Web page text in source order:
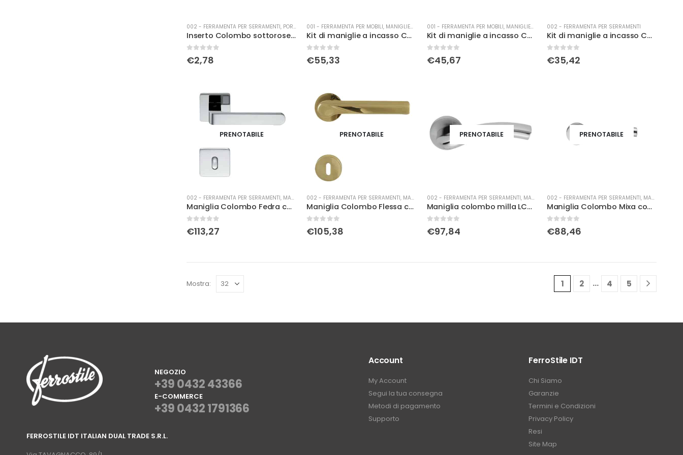
002 - FERRAMENTA PER SERRAMENTI, PORTE
Inserto Colombo sottorosetta yale nero
€2,78
001 - FERRAMENTA PER MOBILI, MANIGLIERIA
Kit di maniglie a incasso Colombo per porte scorrevoli quadra c/nottolino WHITE
€55,33
001 - FERRAMENTA PER MOBILI, MANIGLIERIA
Kit di maniglie a incasso Colombo per porte scorrevoli quadra WHITE
€45,67
002 - FERRAMENTA PER SERRAMENTI
Kit di maniglie a incasso Colombo per porte scorrevoli s/serratura BLACK
Su 5
€35,42
PRENOTABILE
002 - FERRAMENTA PER SERRAMENTI, MANIGLIERIA
Maniglia Colombo Fedra con rosetta foro normale crst
Su 5
€113,27
PRENOTABILE
002 - FERRAMENTA PER SERRAMENTI, MANIGLIERIA
Maniglia Colombo Flessa con rosetta foro normale olv
Su 5
€105,38
PRENOTABILE
002 - FERRAMENTA PER SERRAMENTI, MANIGLIERIA
Maniglia colombo milla LC31R con rosetta foro normale crst
Su 5
€97,84
PRENOTABILE
002 - FERRAMENTA PER SERRAMENTI, MANIGLIERIA
Maniglia Colombo Mixa con rosetta foro normale oroz/merc
Su 5
€88,46
Mostra: 1 2 … 4 5
NEGOZIO
+39 0432 43366
E-COMMERCE
+39 0432 1791366
FERROSTILE IDT ITALIAN DUAL TRADE S.R.L.
Account
My Account
Segui la tua consegna
Metodi di pagamento
Supporto
FerroStile IDT
Chi Siamo
Garanzie
Termini e Condizioni
Privacy Policy
Resi
Site Map